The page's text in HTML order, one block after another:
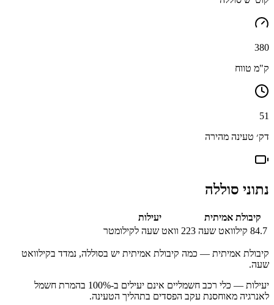
380
ק"מ טווח
51
דק׳ טעינה מהירה
נתוני סוללה
קיבולת אמיתית
יעילות
84.7 קילוואט שעה 223 וואט שעה לקילומטר
קיבולת אמיתית — כמה קיבולת אמיתית יש בסוללה, נמדד בקילוואט
שעה.
יעילות — כלי רכב חשמליים אינם יעילים ב-100% בהמרת חשמל
לאנרגיה מאוחסנת עקב הפסדים בתהליך הטעינה.